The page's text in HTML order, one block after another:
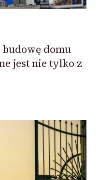
domu
jest nie tylko z